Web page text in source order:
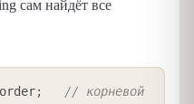
сам найдёт все
order;
// корневой
COPY